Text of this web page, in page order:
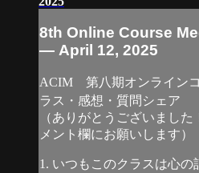
8th Online Course
— April 12, 2025
ACIM 第八期オンライン
ラス・感想・質問シェア
（ありがとうございまし
メント欄にお願いします）
1. いつもこのクラスは心